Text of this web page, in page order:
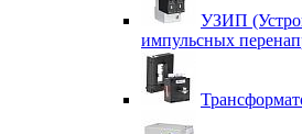
УЗИП
импульсных